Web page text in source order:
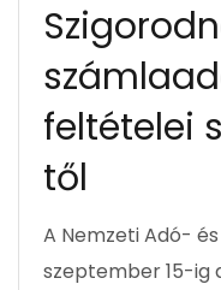
feltételei
től
A Nemzeti Adó-
szeptember 15-